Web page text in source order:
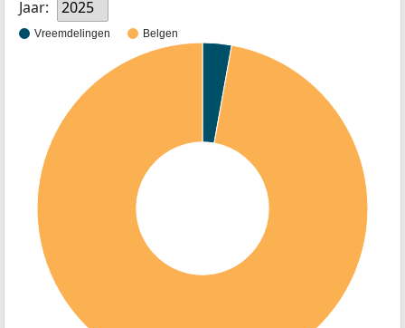
Jaar: 2025
Vreemdelingen Belgen